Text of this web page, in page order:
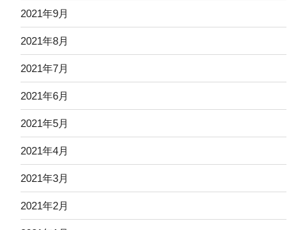
2021年9月
2021年8月
2021年7月
2021年6月
2021年5月
2021年4月
2021年3月
2021年2月